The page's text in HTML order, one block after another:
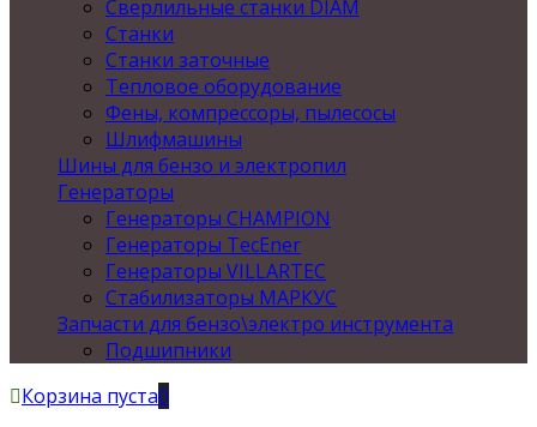
Сверлильные станки DIAM
Станки
Станки заточные
Тепловое оборудование
Фены, компрессоры, пылесосы
Шлифмашины
Шины для бензо и электропил
Генераторы
Генераторы CHAMPION
Генераторы TecEner
Генераторы VILLARTEC
Стабилизаторы МАРКУС
Запчасти для бензо\электро инструмента
Подшипники
Корзина пуста0